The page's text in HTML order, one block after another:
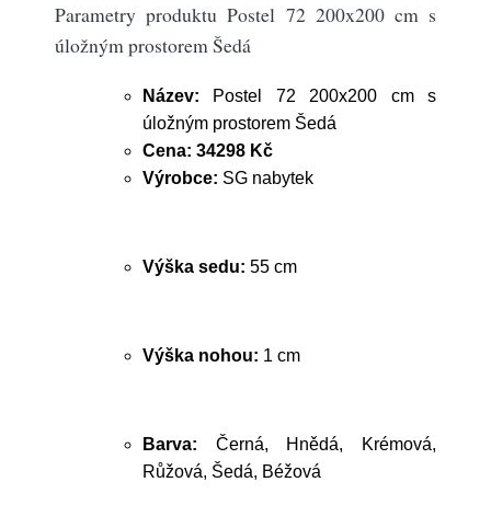
Parametry produktu Postel 72 200x200 cm s
úložným prostorem Šedá
Název: Postel 72 200x200 cm s
úložným prostorem Šedá
Cena: 34298 Kč
Výrobce: SG nabytek
Výška sedu: 55 cm
Výška nohou: 1 cm
Barva: Černá, Hnědá, Krémová,
Růžová, Šedá, Béžová